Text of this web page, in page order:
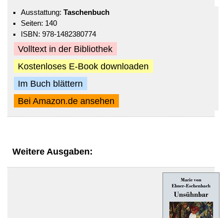
Ausstattung: Taschenbuch
Seiten: 140
ISBN: 978-1482380774
Volltext in der Bibliothek
Kostenloses E-Book downloaden
Im Buch blättern
Bei Amazon.de ansehen
Weitere Ausgaben: